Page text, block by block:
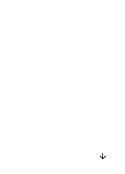
arrow_downward